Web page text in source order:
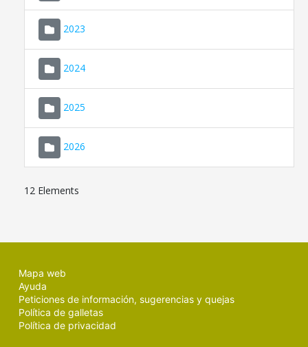
2023
2024
2025
2026
12 Elements
Mapa web
Ayuda
Peticiones de información, sugerencias y quejas
Política de galletas
Política de privacidad